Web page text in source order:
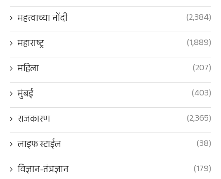
महत्त्वाच्या नोंदी
(2,384)
महाराष्ट्र
(1,889)
महिला
(207)
मुंबई
(403)
राजकारण
(2,365)
लाइफ स्टाईल
(38)
विज्ञान-तंत्रज्ञान
(179)